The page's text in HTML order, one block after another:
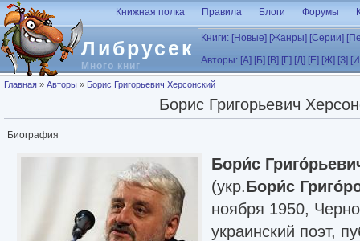
Перейти к основному содержанию
Либрусек
Много книг
Книжная полка Правила Блоги Форумы
Книги: [Новые] [Жанры] [Серии]
Авторы: [А] [Б] [В] [Г] [Д] [Е] [Ж] [З]
Вы здесь
Главная » Авторы » Борис Григорьевич Херсонский
Борис Григорьевич
Биография
Бори́с
(укр.Бори́с
ноября 1950,
украинский поэт,